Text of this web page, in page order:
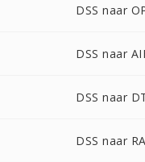
DSS naar
DSS naar
DSS naar
DSS naar RA